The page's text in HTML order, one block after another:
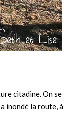
citadine. On se
inondé la route, à